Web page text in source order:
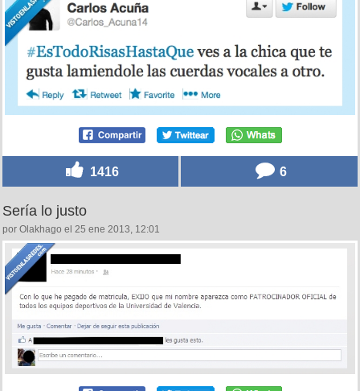
1416 6
Sería lo justo
por Olakhago el 25 ene 2013, 12:01